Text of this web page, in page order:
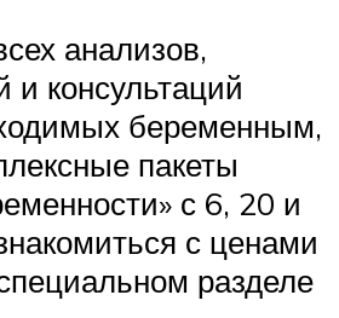
анализов,
и консультаций
беременным,
пакеты
с 6, 20 и
с ценами
разделе